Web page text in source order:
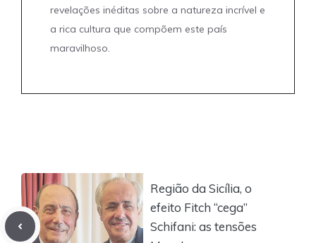
revelações inéditas sobre a natureza incrível e
a rica cultura que compõem este país
maravilhoso.
Região da Sicília, o
efeito Fitch “cega”
Schifani: as tensões